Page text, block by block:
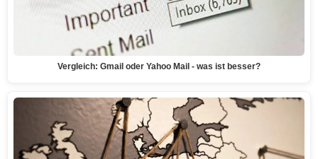
Vergleich: Gmail oder Yahoo Mail - was ist besser?